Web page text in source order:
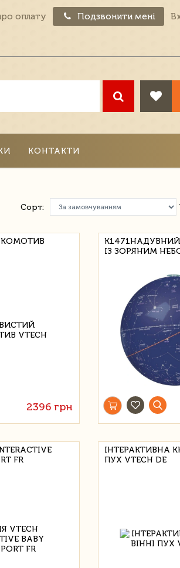
оплату Подзвонити мені
КОНТАКТИ
Сорт:
2396 грн
ІЗ ЗОРЯНИМ
FR
ІНТЕРАКТИВНА
ПУХ VTECH DE